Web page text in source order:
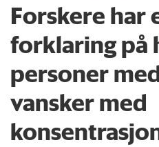
Forskere har
forklaring på
personer
vansker med